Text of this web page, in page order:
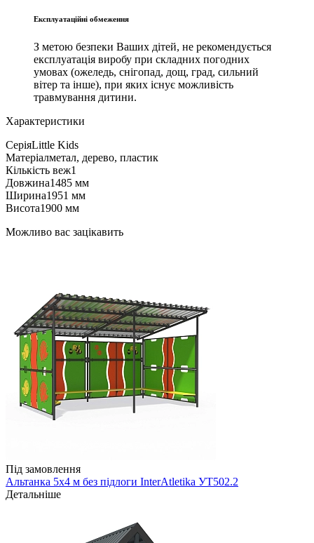
Експлуатаційні обмеження
З метою безпеки Ваших дітей, не рекомендується
експлуатація виробу при складних погодних
умовах (ожеледь, снігопад, дощ, град, сильний
вітер та інше), при яких існує можливість
травмування дитини.
Характеристики
СеріяLittle Kids
Матеріалметал, дерево, пластик
Кількість веж1
Довжина1485 мм
Ширина1951 мм
Висота1900 мм
Можливо вас зацікавить
Під замовлення
Альтанка 5х4 м без підлоги InterAtletika УТ502.2
Детальніше